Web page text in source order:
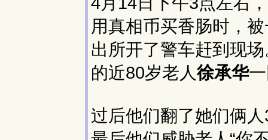
用真相币买香肠时，
出所开了警车赶到现
的近80岁老人徐承华
过后他们翻了她们俩